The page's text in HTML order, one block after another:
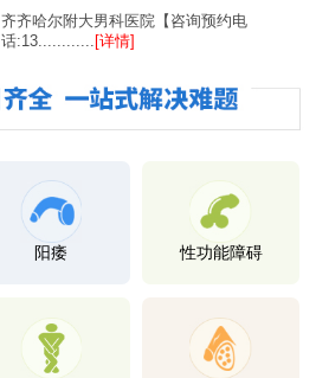
齐齐哈尔附大男科医院【咨询预约电
话:13............
[详情]
阳痿 性功能障碍